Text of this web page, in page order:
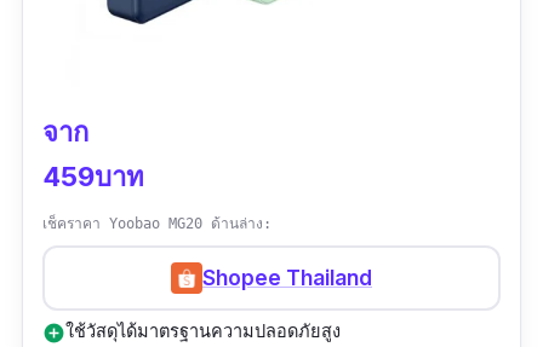
จาก
459บาท
เช็คราคา Yoobao MG20 ด้านล่าง:
Shopee Thailand
add_circleใช้วัสดุได้มาตรฐานความปลอดภัยสูง